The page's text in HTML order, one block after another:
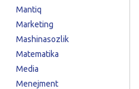
Mantiq
Marketing
Mashinasozlik
Matematika
Media
Menejment